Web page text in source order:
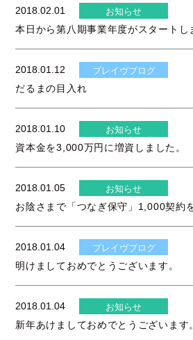
2018.02.01 お知らせ
本日から第八期事業年度がスタートし
2018.01.12 ブレイヴブログ
だるまの目入れ
2018.01.10 お知らせ
資本金を3,000万円に増資しました。
2018.01.05 お知らせ
お陰さまで「つなぎ保守」1,000契約
2018.01.04 ブレイヴブログ
明けましておめでとうございます。
2018.01.04 お知らせ
新年あけましておめでとうございます。